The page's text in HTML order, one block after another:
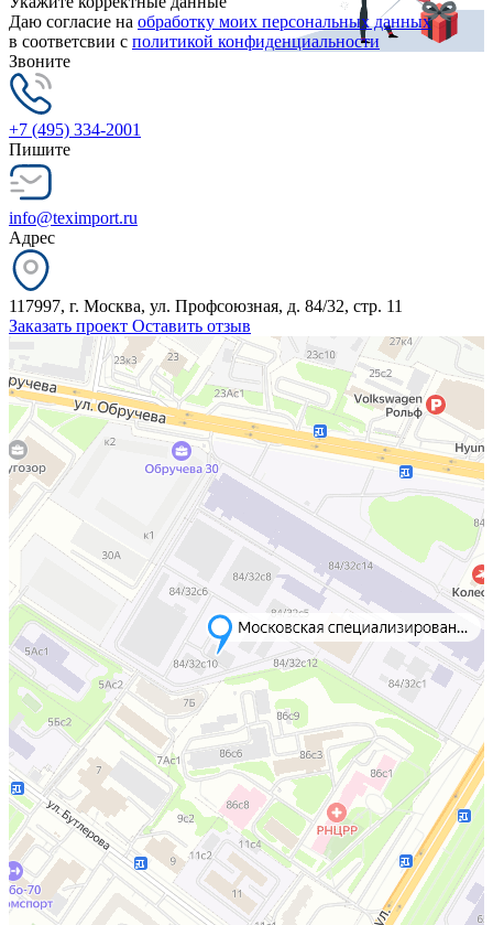
Даю согласие на обработку моих персональных данных
в соответсвии с политикой конфиденциальности
Звоните
+7 (495) 334-2001
Пишите
info@teximport.ru
Адрес
117997, г. Москва, ул. Профсоюзная, д. 84/32, стр. 11
Заказать проект Оставить отзыв